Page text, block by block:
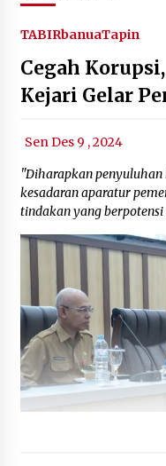
TABIRbanuaTapin
Cegah
Kejari Gelar
Sen Des 9 , 2024
"Diharapkan
kesadaran aparatur
tindakan yang